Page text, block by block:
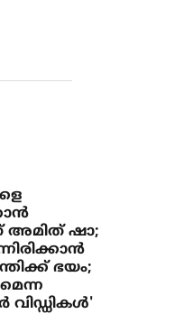
അമിത് ഷാ;
ഭയം;